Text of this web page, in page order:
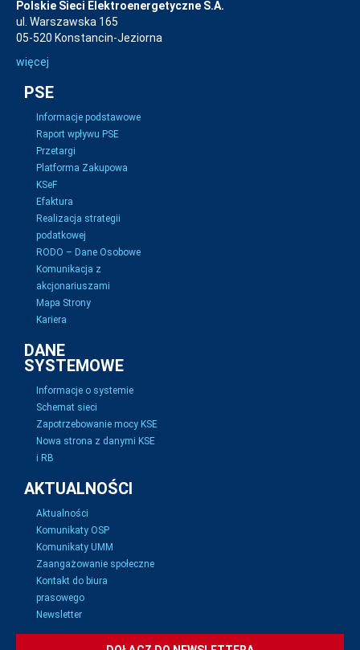
Polskie Sieci Elektroenergetyczne S.A.
ul. Warszawska 165
05-520 Konstancin-Jeziorna
więcej
PSE
Informacje podstawowe
Raport wpływu PSE
Przetargi
Platforma Zakupowa
KSeF
Efaktura
Realizacja strategii
podatkowej
RODO – Dane Osobowe
Komunikacja z
akcjonariuszami
Mapa Strony
Kariera
DANE
SYSTEMOWE
Informacje o systemie
Schemat sieci
Zapotrzebowanie mocy KSE
Nowa strona z danymi KSE
i RB
AKTUALNOŚCI
Aktualności
Komunikaty OSP
Komunikaty UMM
Zaangażowanie społeczne
Kontakt do biura
prasowego
Newsletter